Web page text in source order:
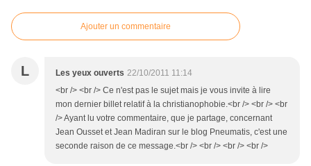
Ajouter un commentaire
L Les yeux ouverts 22/10/2011 11:14
<br /> <br /> Ce n'est pas le sujet mais je vous invite à lire
mon dernier billet relatif à la christianophobie.<br /> <br /> <br
/> Ayant lu votre commentaire, que je partage, concernant
Jean Ousset et Jean Madiran sur le blog Pneumatis, c'est une
seconde raison de ce message.<br /> <br /> <br /> <br />